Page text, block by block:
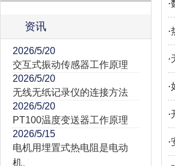
资讯
2026/5/20
交互式振动传感器工作原理
2026/5/20
无线无纸记录仪的连接方法
2026/5/20
PT100温度变送器工作原理
2026/5/15
电机用埋置式热电阻是电动
机、
·
·
·
·
·
·